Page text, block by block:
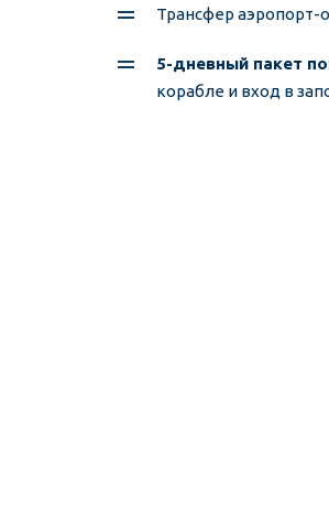
Трансфер аэропорт-
5-дневный пакет
корабле и вход в